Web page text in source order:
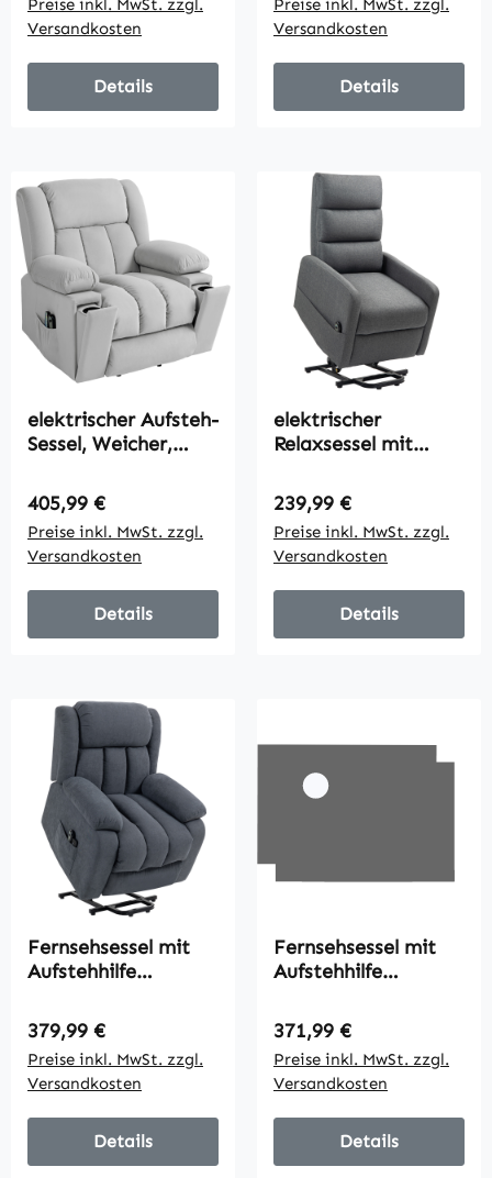
verstellbare
Rückenlehne, Braun
Preise inkl. MwSt. zzgl.
Versandkosten
Details
x 93 x 105 cm
Preise inkl. MwSt. zzgl.
Versandkosten
Details
elektrischer Aufsteh-
Sessel, Weicher,
USB-Anschlüsse
Regulärer Preis:
405,99 €
Preise inkl. MwSt. zzgl.
Versandkosten
Details
elektrischer
Relaxsessel mit
Fernbedienung,
weicher
Schaumstoff,
Seitentasche, Bezug
in Leinenoptik, Grau
Regulärer Preis:
239,99 €
Preise inkl. MwSt. zzgl.
Versandkosten
Details
Fernsehsessel mit
Aufstehhilfe
Relaxsessel mit
Liegefunktion,
Massagefunktion,
93x91x103 cm,
Dunkelgrau
Regulärer Preis:
379,99 €
Preise inkl. MwSt. zzgl.
Versandkosten
Details
Fernsehsessel mit
Aufstehhilfe
Relaxsessel mit
Vibrationsmassage,
Wärme und
Liegefunktion,
Hellgrau
Regulärer Preis:
371,99 €
Preise inkl. MwSt. zzgl.
Versandkosten
Details